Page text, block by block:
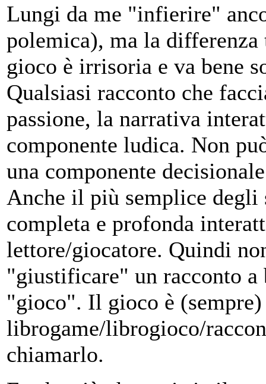
Lungi da me "infierire"
polemica), ma la
gioco è irrisoria e va bene
Qualsiasi racconto che
passione, la narrativa
componente ludica. Non
una componente
Anche il più semplice degli
completa e profonda
lettore/giocatore. Quindi
"giustificare" un racconto a
"gioco". Il gioco è
librogame/librogioco/
chiamarlo.